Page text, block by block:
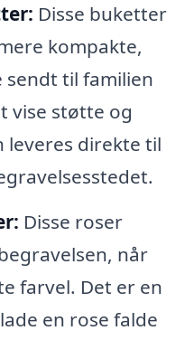
Disse buketter
kompakte,
sendt til familien
vise støtte og
leveres direkte til
Disse roser
når
farvel. Det er en
en rose falde